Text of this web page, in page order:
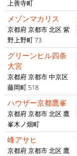
上善寺町
メゾンマカリス
京都府 京都市 北区 紫
野上野町 73
グリーンヒル四条
大宮
京都府 京都市 中京区
藤岡町 518
ハウザー京都鷹峯
京都府 京都市 北区 鷹
峯木ノ畑町
峰アサヒ
京都府 京都市 北区 鷹